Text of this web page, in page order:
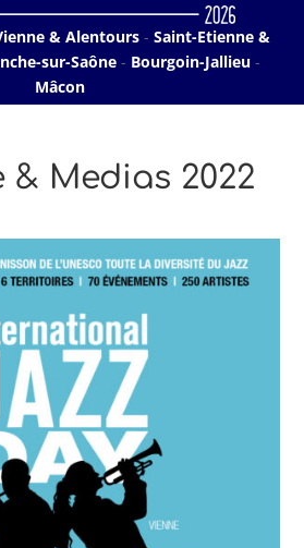
& Alentours - Saint-Etienne &
sur-Saône - Bourgoin-Jallieu -
Mâcon
& Medias 2022